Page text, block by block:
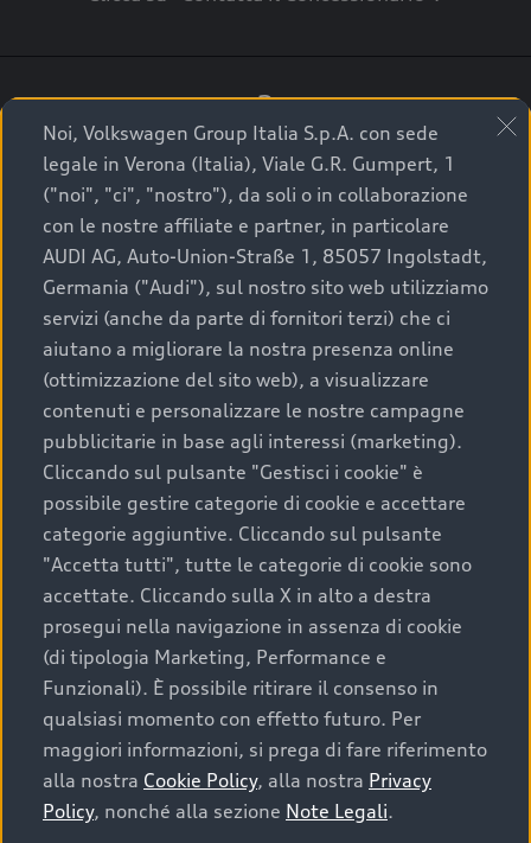
3
A breve verrai ricontattato dal Customer Care
Audi Center o direttamente dal Concessionario
che ti supporterà per finalizzare la tua richiesta.
La qualità di acquistare
un’auto usata Audi
Scegliere un’auto usata è una decisione che coniuga
convenienza, affidabilità e sostenibilità. Per fare un
acquisto sicuro, è essenziale considerare aspetti
determinanti come la garanzia inclusa e l’affidabilità del
marchio. Audi offre l’auto usata perfetta tramite Audi
Prima Scelta :plus
Cosa sapere prima di
acquistare la tua prossima
auto
Noi, Volkswagen Group Italia S.p.A. con sede
legale in Verona (Italia), Viale G.R. Gumpert, 1
("noi", "ci", "nostro"), da soli o in collaborazione
con le nostre affiliate e partner, in particolare
AUDI AG, Auto-Union-Straße 1, 85057 Ingolstadt,
Germania ("Audi"), sul nostro sito web utilizziamo
servizi (anche da parte di fornitori terzi) che ci
aiutano a migliorare la nostra presenza online
(ottimizzazione del sito web), a visualizzare
contenuti e personalizzare le nostre campagne
pubblicitarie in base agli interessi (marketing).
Cliccando sul pulsante "Gestisci i cookie" è
possibile gestire categorie di cookie e accettare
categorie aggiuntive. Cliccando sul pulsante
"Accetta tutti", tutte le categorie di cookie sono
accettate. Cliccando sulla X in alto a destra
prosegui nella navigazione in assenza di cookie
(di tipologia Marketing, Performance e
Funzionali). È possibile ritirare il consenso in
qualsiasi momento con effetto futuro. Per
maggiori informazioni, si prega di fare riferimento
alla nostra Cookie Policy, alla nostra Privacy
Policy, nonché alla sezione Note Legali.